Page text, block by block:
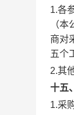
1.各
（
商对
五个
2.其
十五
1.采